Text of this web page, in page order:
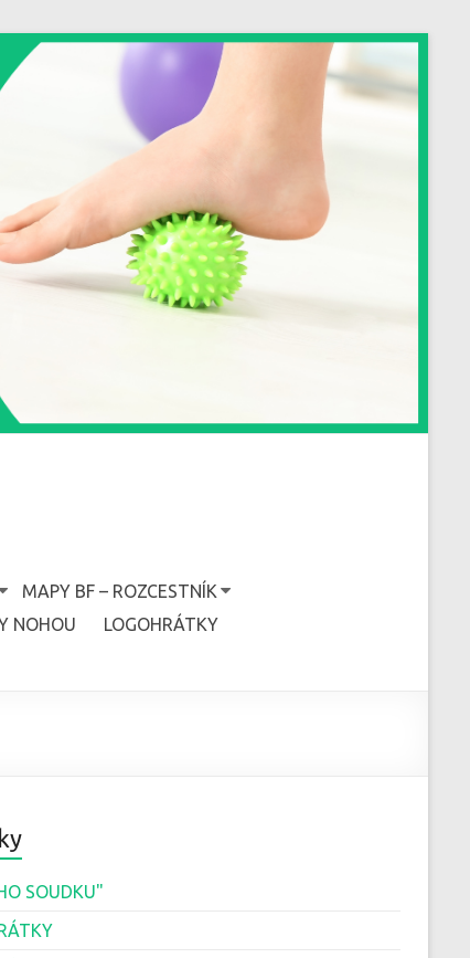
MAPY BF – ROZCESTNÍK
NOHOU
LOGOHRÁTKY
SOUDKU"